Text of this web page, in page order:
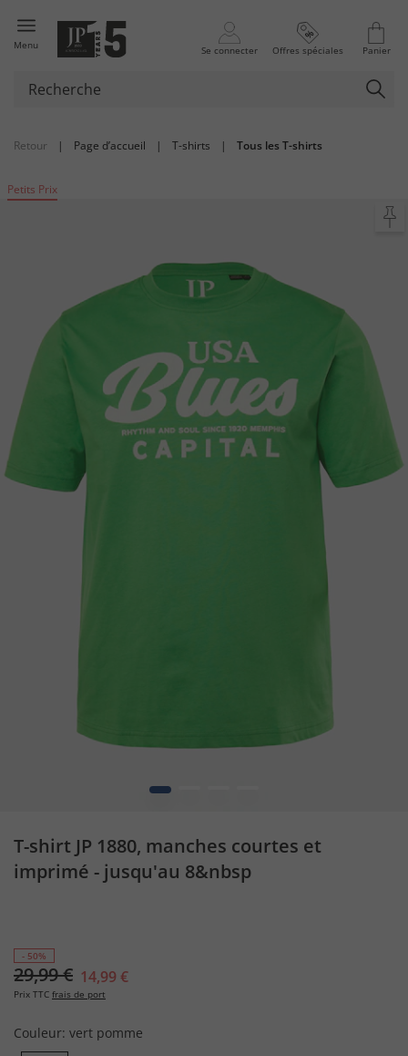
Menu Se connecter Offres spéciales Panier
Retour | Page d’accueil | T-shirts | Tous les T-shirts
Petits Prix
1
T-shirt JP 1880, manches courtes et
imprimé - jusqu'au 8&nbsp
- 50%
29,99 € 14,99 €
Prix TTC frais de port
Couleur: vert pomme